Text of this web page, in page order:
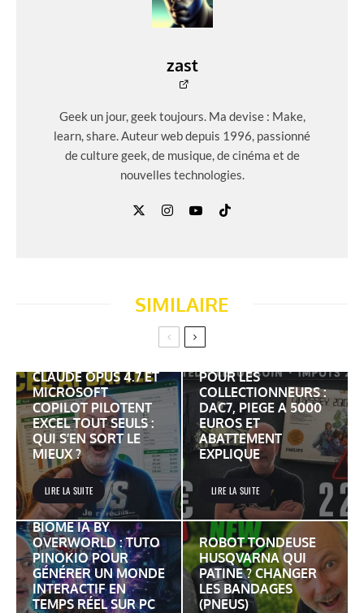
zast
Geek un jour, geek toujours. Ma devise : Make,
learn, share. Auteur web depuis 1996, passionné
de culture geek, de musique, de cinéma et de
nouvelles technologies.
SIMILAIRE
CLAUDE OPUS 4.7 ET
MICROSOFT
COPILOT PILOTENT
EXCEL TOUT SEULS :
QUI S’EN SORT LE
MIEUX ?
LIRE LA SUITE
VINTED LEBONCOIN
POUR LES
COLLECTIONNEURS :
DAC7, PIEGE A 5000
EUROS ET
ABATTEMENT
EXPLIQUE
LIRE LA SUITE
BIOME IA BY
OVERWORLD : TUTO
PINOKIO POUR
GÉNÉRER UN MONDE
INTERACTIF EN
TEMPS RÉEL SUR PC
ROBOT TONDEUSE
HUSQVARNA QUI
PATINE ? CHANGER
LES BANDAGES
(PNEUS)